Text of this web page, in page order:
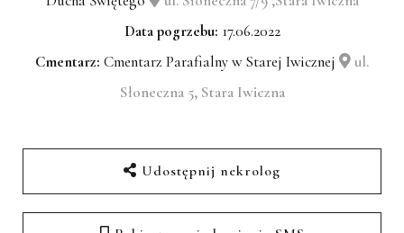
Data pogrzebu: 17.06.2022
Cmentarz: Cmentarz Parafialny w Starej Iwicznej
ul.
Słoneczna 5, Stara Iwiczna
Udostępnij nekrolog